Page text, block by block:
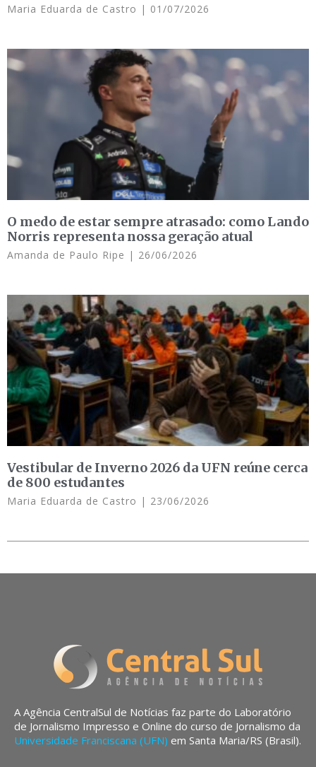
Maria Eduarda de Castro 01/07/2026
O medo de estar sempre atrasado: como Lando
Norris representa nossa geração atual
Amanda de Paulo Ripe 26/06/2026
Vestibular de Inverno 2026 da UFN reúne cerca
de 800 estudantes
Maria Eduarda de Castro 23/06/2026
A Agência CentralSul de Notícias faz parte do Laboratório
de Jornalismo Impresso e Online do curso de Jornalismo da
Universidade Franciscana (UFN) em Santa Maria/RS (Brasil).